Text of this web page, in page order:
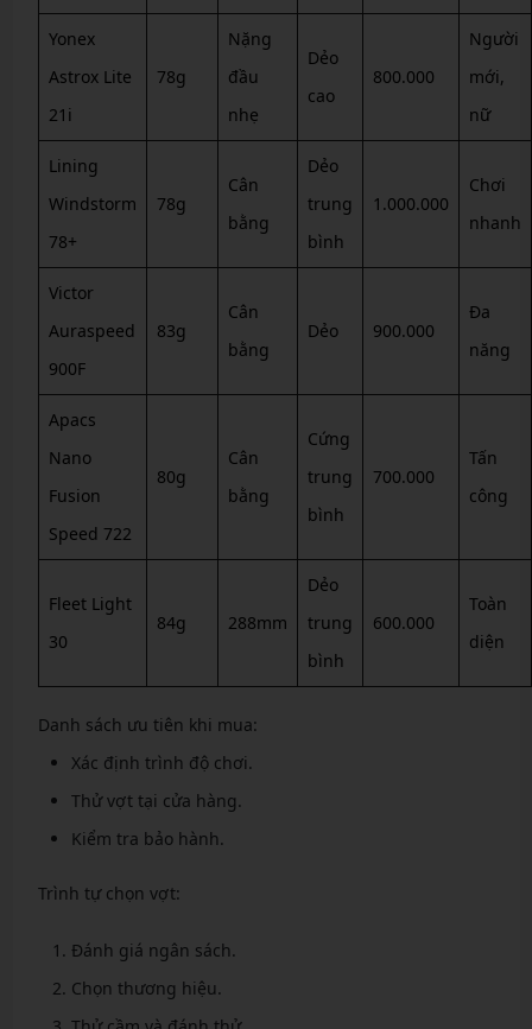
Yonex
Astrox Lite
21i
78g
Nặng
đầu
nhẹ
Dẻo
cao
800.000
Người
mới,
nữ
Lining
Windstorm
78+
78g
Cân
bằng
Dẻo
trung
bình
1.000.000
Chơi
nhanh
Victor
Auraspeed
900F
83g
Cân
bằng
Dẻo 900.000
Đa
năng
Apacs
Nano
Fusion
Speed 722
80g
Cân
bằng
Cứng
trung
bình
700.000
Tấn
công
Fleet Light
30
84g 288mm
Dẻo
trung
bình
600.000
Toàn
diện
Danh sách ưu tiên khi mua:
Xác định trình độ chơi.
Thử vợt tại cửa hàng.
Kiểm tra bảo hành.
Trình tự chọn vợt:
Đánh giá ngân sách.
Chọn thương hiệu.